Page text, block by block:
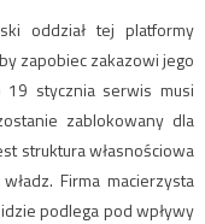
oddział tej platformy
zapobiec zakazowi jego
19 stycznia serwis musi
zablokowany dla
struktura własnościowa
Firma macierzysta
podlega pod wpływy